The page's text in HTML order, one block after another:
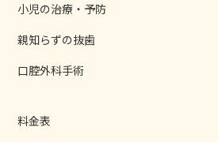
小児の治療・予防
親知らずの抜歯
口腔外科手術
料金表